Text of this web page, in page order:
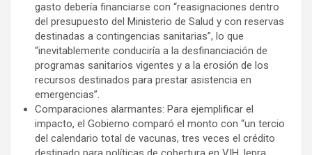
gasto debería financiarse con “reasignaciones dentro
del presupuesto del Ministerio de Salud y con reservas
destinadas a contingencias sanitarias”, lo que
“inevitablemente conduciría a la desfinanciación de
programas sanitarios vigentes y a la erosión de los
recursos destinados para prestar asistencia en
emergencias”.
Comparaciones alarmantes: Para ejemplificar el
impacto, el Gobierno comparó el monto con “un tercio
del calendario total de vacunas, tres veces el crédito